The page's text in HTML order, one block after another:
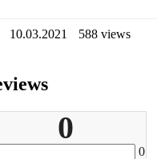
10.03.2021 588 views
0
0